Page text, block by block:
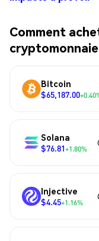
Comment
Bitcoin
$65,187.00
Solana
$76.81+1.80%
Injective
$4.45+1.16%